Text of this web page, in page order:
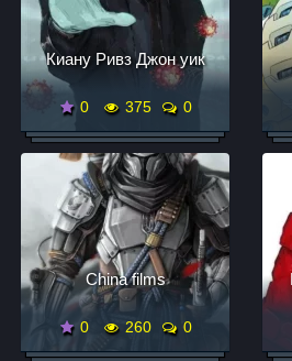
Киану Ривз Джон уик
0 375 0
China films
0 260 0